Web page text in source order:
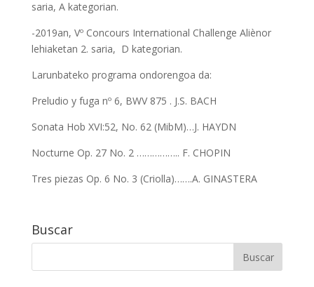
saria, A kategorian.
-2019an, Vº Concours International Challenge Aliènor
lehiaketan 2. saria, D kategorian.
Larunbateko programa ondorengoa da:
Preludio y fuga nº 6, BWV 875 . J.S. BACH
Sonata Hob XVI:52, No. 62 (MibM)…J. HAYDN
Nocturne Op. 27 No. 2 …………….. F. CHOPIN
Tres piezas Op. 6 No. 3 (Criolla)…….A. GINASTERA
Buscar